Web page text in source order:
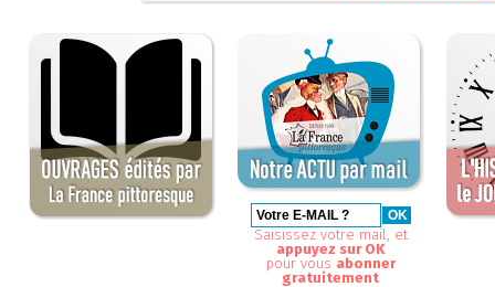
Saisissez votre mail, et
appuyez sur OK
pour vous abonner
gratuitement